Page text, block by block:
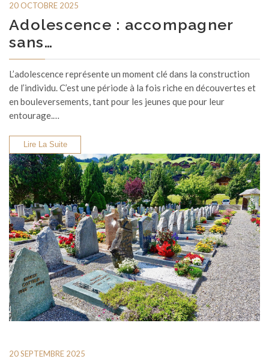
20 OCTOBRE 2025
Adolescence : accompagner
sans…
L’adolescence représente un moment clé dans la construction
de l’individu. C’est une période à la fois riche en découvertes et
en bouleversements, tant pour les jeunes que pour leur
entourage.…
Lire La Suite
20 SEPTEMBRE 2025